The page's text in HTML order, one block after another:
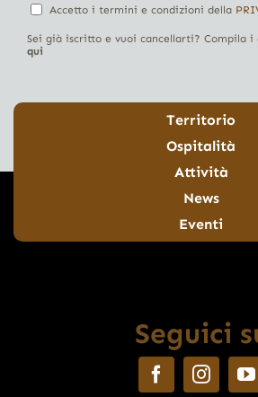
Accetto i termini e condizioni della
Sei già iscritto e vuoi cancellarti? Compila i
qui
Territorio
Ospitalità
Attività
News
Eventi
Seguici